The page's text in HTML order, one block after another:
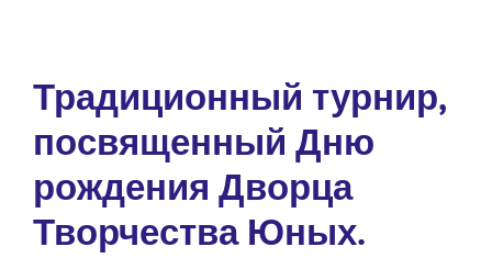
Традиционный турнир,
посвященный Дню
рождения Дворца
Творчества Юных.